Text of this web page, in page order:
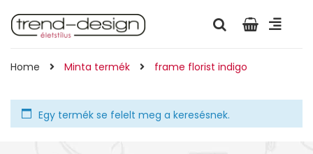
Home Minta termék frame florist indigo
Egy termék se felelt meg a keresésnek.